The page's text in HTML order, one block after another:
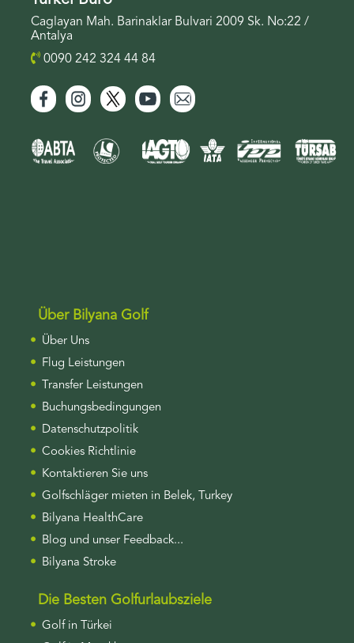
Caglayan Mah. Barinaklar Bulvari 2009 Sk. No:22 /
Antalya
0090 242 324 44 84
Über Bilyana Golf
Über Uns
Flug Leistungen
Transfer Leistungen
Buchungsbedingungen
Datenschutzpolitik
Cookies Richtlinie
Kontaktieren Sie uns
Golfschläger mieten in Belek, Turkey
Bilyana HealthCare
Blog und unser Feedback...
Bilyana Stroke
Die Besten Golfurlaubsziele
Golf in Türkei